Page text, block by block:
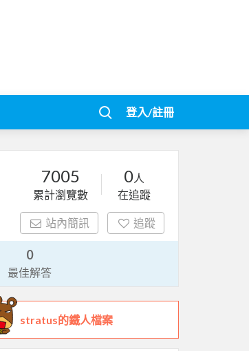
登入/註冊
7005
累計瀏覽數
0人
在追蹤
站內簡訊 追蹤
0
最佳解答
stratus的鐵人檔案